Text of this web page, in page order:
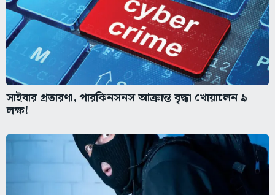
সাইবার প্রতারণা, পারকিনসনস আক্রান্ত বৃদ্ধা খোয়ালেন ৯
লক্ষ!